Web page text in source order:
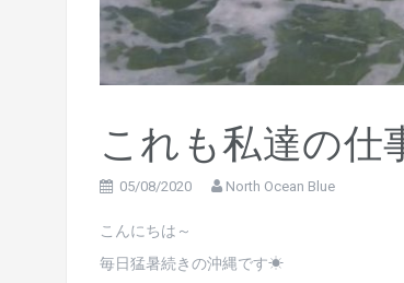
これも私達の仕
05/08/2020 North Ocean Blue
こんにちは～
毎日猛暑続きの沖縄です☀